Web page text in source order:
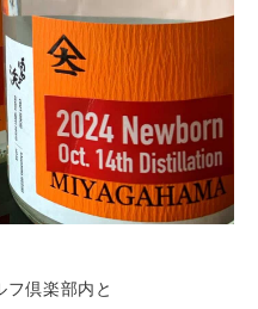
フ倶楽部内と